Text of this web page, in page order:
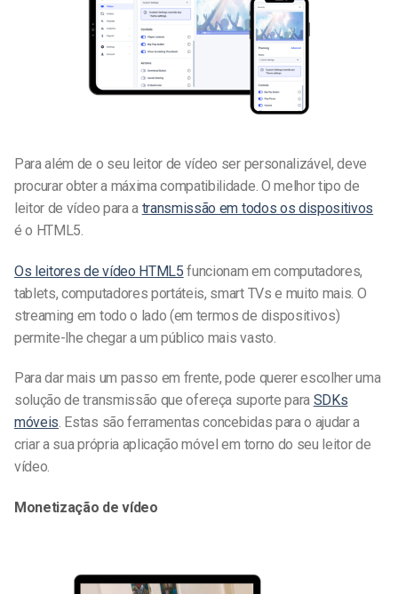
Para além de o seu leitor de vídeo ser personalizável, deve
procurar obter a máxima compatibilidade. O melhor tipo de
leitor de vídeo para a transmissão em todos os dispositivos
é o HTML5.
Os leitores de vídeo HTML5 funcionam em computadores,
tablets, computadores portáteis, smart TVs e muito mais. O
streaming em todo o lado (em termos de dispositivos)
permite-lhe chegar a um público mais vasto.
Para dar mais um passo em frente, pode querer escolher uma
solução de transmissão que ofereça suporte para SDKs
móveis. Estas são ferramentas concebidas para o ajudar a
criar a sua própria aplicação móvel em torno do seu leitor de
vídeo.
Monetização de vídeo